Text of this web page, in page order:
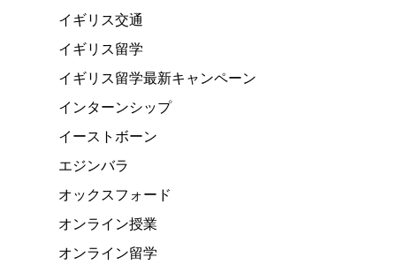
イギリス交通
イギリス留学
イギリス留学最新キャンペーン
インターンシップ
イーストボーン
エジンバラ
オックスフォード
オンライン授業
オンライン留学